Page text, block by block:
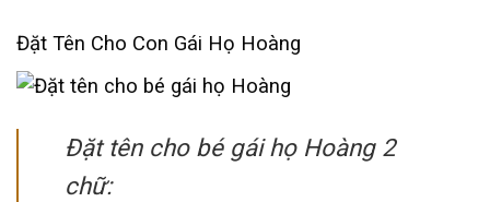
Đặt Tên Cho Con Gái Họ Hoàng
Đặt tên cho bé gái họ Hoàng 2
chữ: